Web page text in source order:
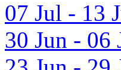
07 Jul - 13
30 Jun - 06